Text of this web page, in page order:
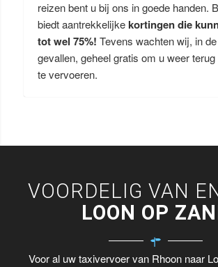
reizen bent u bij ons in goede handen.
biedt aantrekkelijkekortingen die
tot wel 75%! Tevens wachten wij, in
gevallen, geheel gratis om u weer
te vervoeren.
VOORDELIG VAN
LOON OP
Voor al uw taxivervoer van Rhoon naar